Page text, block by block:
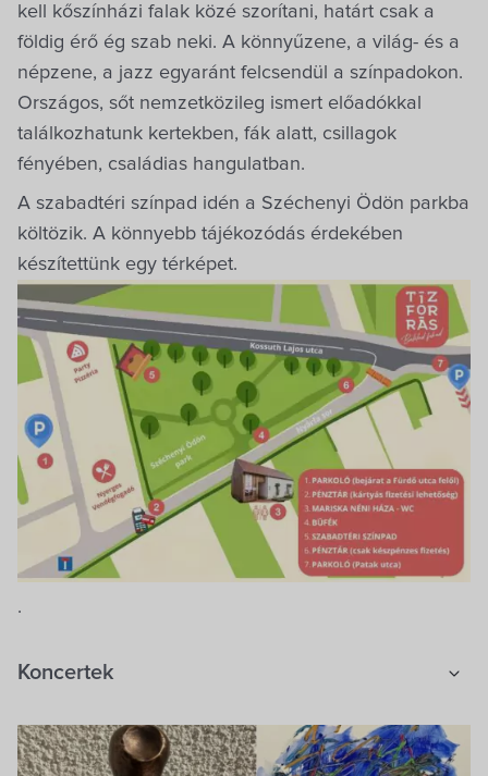
kell kőszínházi falak közé szorítani, határt csak a
földig érő ég szab neki. A könnyűzene, a világ- és a
népzene, a jazz egyaránt felcsendül a színpadokon.
Országos, sőt nemzetközileg ismert előadókkal
találkozhatunk kertekben, fák alatt, csillagok
fényében, családias hangulatban.
A szabadtéri színpad idén a Széchenyi Ödön parkba
költözik. A könnyebb tájékozódás érdekében
készítettünk egy térképet.
.
Koncertek
Kiállítások
Ökotúrák